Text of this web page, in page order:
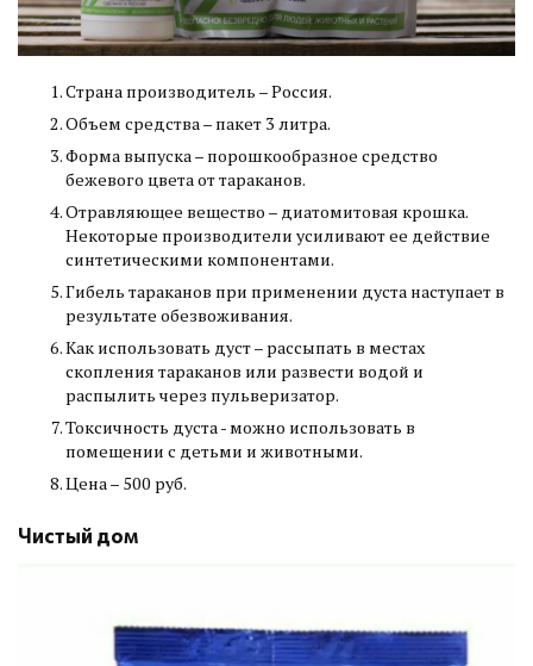
Страна производитель – Россия.
Объем средства – пакет 3 литра.
Форма выпуска – порошкообразное средство
бежевого цвета от тараканов.
Отравляющее вещество – диатомитовая крошка.
Некоторые производители усиливают ее действие
синтетическими компонентами.
Гибель тараканов при применении дуста наступает в
результате обезвоживания.
Как использовать дуст – рассыпать в местах
скопления тараканов или развести водой и
распылить через пульверизатор.
Токсичность дуста - можно использовать в
помещении с детьми и животными.
Цена – 500 руб.
Чистый дом